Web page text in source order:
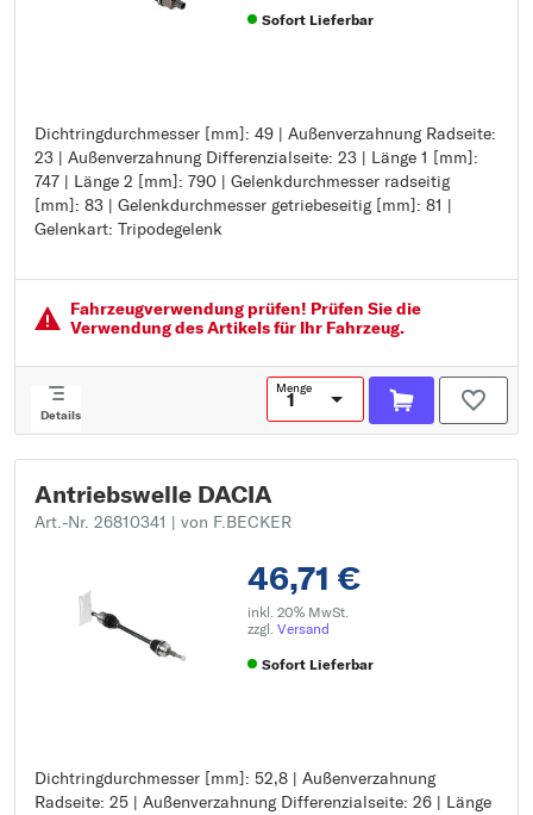
Sofort Lieferbar
Dichtringdurchmesser [mm]: 49 | Außenverzahnung Radseite:
23 | Außenverzahnung Differenzialseite: 23 | Länge 1 [mm]:
747 | Länge 2 [mm]: 790 | Gelenkdurchmesser radseitig
[mm]: 83 | Gelenkdurchmesser getriebeseitig [mm]: 81 |
Gelenkart: Tripodegelenk
Dichtringdurchmesser [mm]: 49
Außenverzahnung Radseite: 23
Außenverzahnung Differenzialseite: 23
Länge 1 [mm]: 747
Länge 2 [mm]: 790
Gelenkdurchmesser getriebeseitig [mm]: 81
Gelenkart: Tripodegelenk
Fahrzeugver­wendung prüfen! Prüfen Sie die
Verwendung des Artikels für Ihr Fahrzeug.
Details
Menge
Antriebswelle DACIA
Art.-Nr. 26810341 | von F.BECKER
46,71 €
inkl. 20% MwSt.
zzgl. Versand
Sofort Lieferbar
Dichtringdurchmesser [mm]: 52,8 | Außenverzahnung
Radseite: 25 | Außenverzahnung Differenzialseite: 26 | Länge
Dichtringdurchmesser [mm]: 52,8
Außenverzahnung Radseite: 25